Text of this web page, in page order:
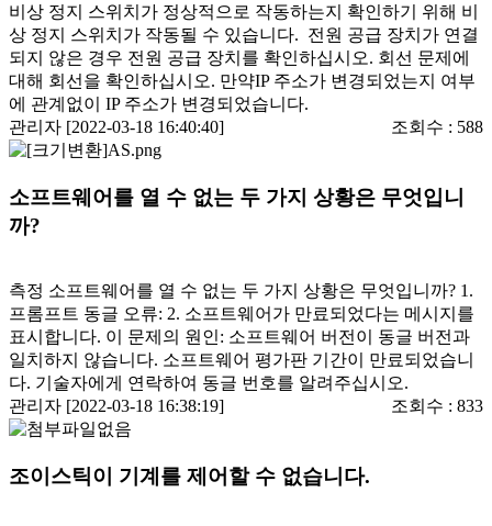
비상 정지 스위치가 정상적으로 작동하는지 확인하기 위해 비
상 정지 스위치가 작동될 수 있습니다. 전원 공급 장치가 연결
되지 않은 경우 전원 공급 장치를 확인하십시오. 회선 문제에
대해 회선을 확인하십시오. 만약IP 주소가 변경되었는지 여부
에 관계없이 IP 주소가 변경되었습니다.
관리자 [2022-03-18 16:40:40]
조회수 : 588
소프트웨어를 열 수 없는 두 가지 상황은 무엇입니
까?
측정 소프트웨어를 열 수 없는 두 가지 상황은 무엇입니까? 1.
프롬프트 동글 오류: 2. 소프트웨어가 만료되었다는 메시지를
표시합니다. 이 문제의 원인: 소프트웨어 버전이 동글 버전과
일치하지 않습니다. 소프트웨어 평가판 기간이 만료되었습니
다. 기술자에게 연락하여 동글 번호를 알려주십시오.
관리자 [2022-03-18 16:38:19]
조회수 : 833
조이스틱이 기계를 제어할 수 없습니다.